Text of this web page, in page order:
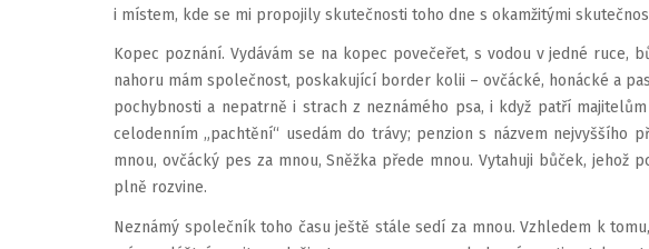
i místem, kde se mi propojily skutečnosti toho dne s okamžitými
Kopec poznání. Vydávám se na kopec povečeřet, s vodou v jedné ruce,
nahoru mám společnost, poskakující border kolii – ovčácké, honácké a
pochybnosti a nepatrně i strach z neznámého psa, i když patří
celodenním „pachtění“ usedám do trávy; penzion s názvem nejvyššího
mnou, ovčácký pes za mnou, Sněžka přede mnou. Vytahuji bůček, jehož
plně rozvine.
Neznámý společník toho času ještě stále sedí za mnou. Vzhledem k